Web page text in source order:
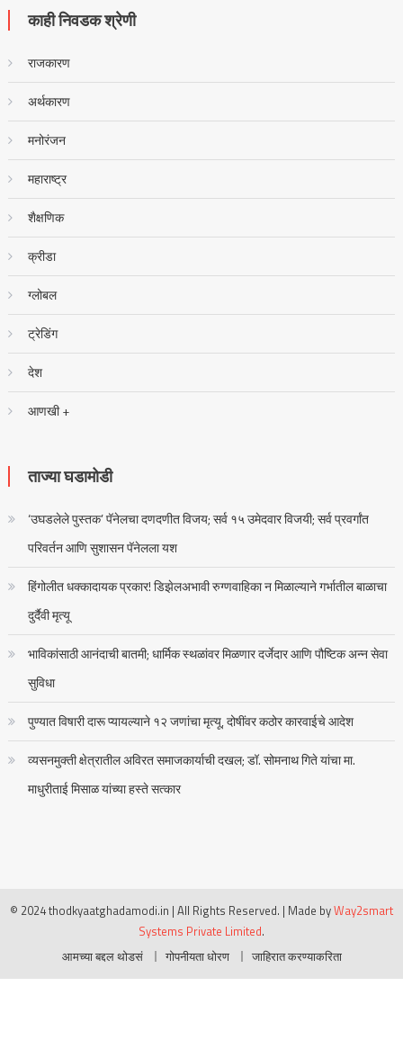
काही निवडक श्रेणी
राजकारण
अर्थकारण
मनोरंजन
महाराष्ट्र
शैक्षणिक
क्रीडा
ग्लोबल
ट्रेडिंग
देश
आणखी +
ताज्या घडामोडी
‘उघडलेले पुस्तक’ पॅनेलचा दणदणीत विजय; सर्व १५ उमेदवार विजयी; सर्व प्रवर्गांत
परिवर्तन आणि सुशासन पॅनेलला यश
हिंगोलीत धक्कादायक प्रकार! डिझेलअभावी रुग्णवाहिका न मिळाल्याने गर्भातील बाळाचा
दुर्दैवी मृत्यू
भाविकांसाठी आनंदाची बातमी; धार्मिक स्थळांवर मिळणार दर्जेदार आणि पौष्टिक अन्न सेवा
सुविधा
पुण्यात विषारी दारू प्यायल्याने १२ जणांचा मृत्यू, दोषींवर कठोर कारवाईचे आदेश
व्यसनमुक्ती क्षेत्रातील अविरत समाजकार्याची दखल; डॉ. सोमनाथ गिते यांचा मा.
माधुरीताई मिसाळ यांच्या हस्ते सत्कार
© 2024 thodkyaatghadamodi.in | All Rights Reserved. | Made byWay2smart
Systems Private Limited.
आमच्या बद्दल थोडसं
गोपनीयता धोरण जाहिरात करण्याकरिता